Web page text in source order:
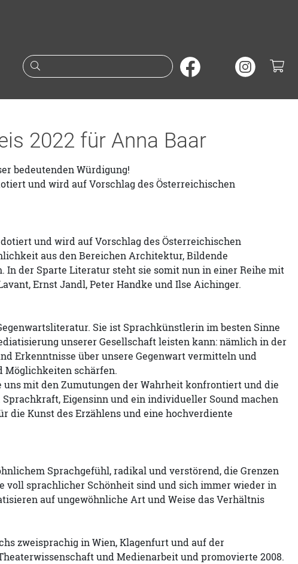
Suche nach Büchern oder
2022 für Anna Baar
bedeutenden Würdigung!
und wird auf Vorschlag des Österreichischen
und wird auf Vorschlag des Österreichischen
aus den Bereichen Architektur, Bildende
der Sparte Literatur steht sie somit nun in einer Reihe mit
Ernst Jandl, Peter Handke und Ilse Aichinger.
Sie ist Sprachkünstlerin im besten Sinne
unserer Gesellschaft leisten kann: nämlich in der
Erkenntnisse über unsere Gegenwart vermitteln und
Möglichkeiten schärfen.
mit den Zumutungen der Wahrheit konfrontiert und die
Eigensinn und ein individueller Sound machen
die Kunst des Erzählens und eine hochverdiente
Sprachgefühl, radikal und verstörend, die Grenzen
voll sprachlicher Schönheit sind und sich immer wieder in
auf ungewöhnliche Art und Weise das Verhältnis
zweisprachig in Wien, Klagenfurt und auf der
und Medienarbeit und promovierte 2008.